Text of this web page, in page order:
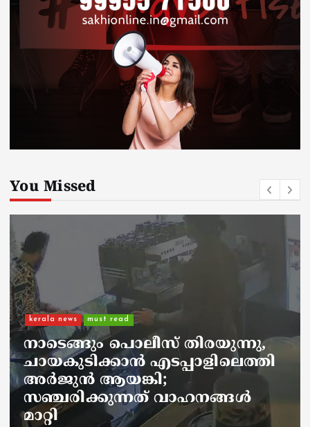
You Missed
kerala news
ഫ്രീഡം ക്വിസിൽ സവർക്കറേ
പുകഴ്ത്തിയുള്ള ചോദ്യം: റിപ്പോർട്ട്
തേടി മന്ത്രി എൻ ഷംസുദീൻ